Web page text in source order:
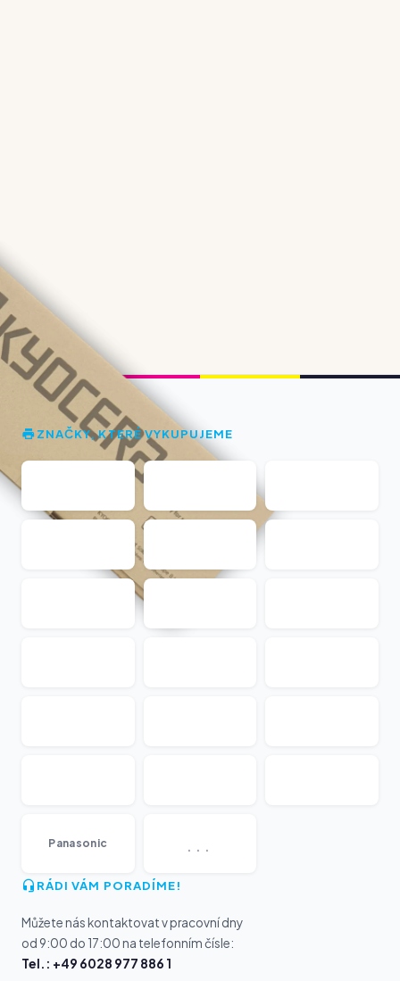
ZNAČKY, KTERÉ VYKUPUJEME
Panasonic ...
RÁDI VÁM PORADÍME!
Můžete nás kontaktovat v pracovní dny
od 9:00 do 17:00 na telefonním čísle:
Tel.: +49 6028 977 886 1